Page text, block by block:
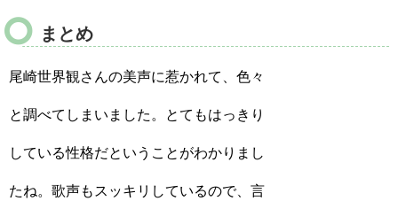
まとめ
尾崎世界観さんの美声に惹かれて、色々
と調べてしまいました。とてもはっきり
している性格だということがわかりまし
たね。歌声もスッキリしているので、言